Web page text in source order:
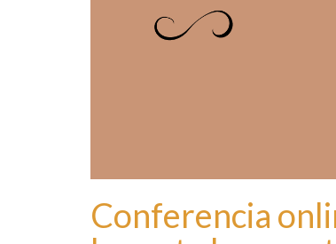
Conferencia